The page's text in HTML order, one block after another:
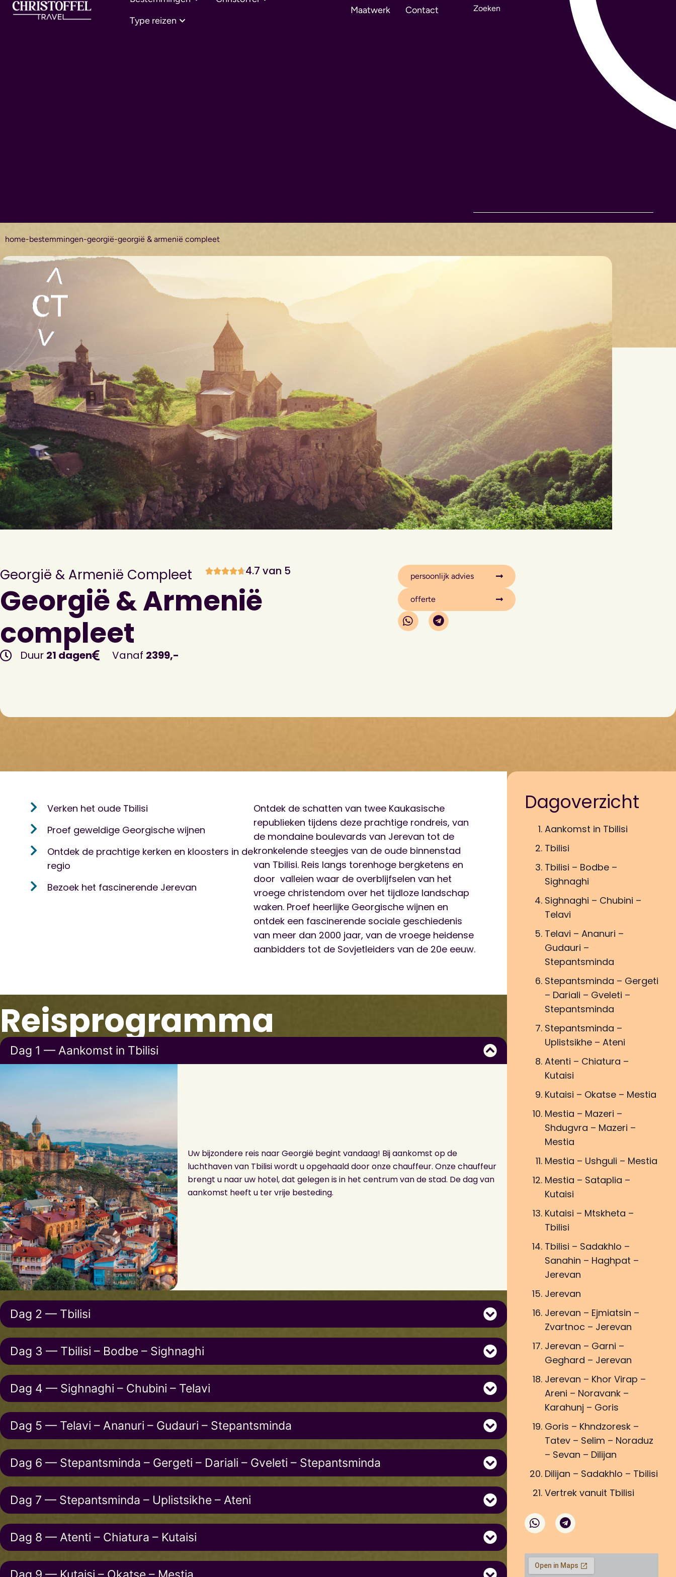
Type reizen
Maatwerk Contact
home-bestemmingen-georgië-georgië & armenië compleet
Georgië & Armenië Compleet 4.7 van 5
Georgië & Armenië
compleet
Duur 21 dagen Vanaf 2399,-
persoonlijk advies
offerte
Verken het oude Tbilisi
Proef geweldige Georgische wijnen
Ontdek de prachtige kerken en kloosters in de
regio
Bezoek het fascinerende Jerevan
Ontdek de schatten van twee Kaukasische
republieken tijdens deze prachtige rondreis, van
de mondaine boulevards van Jerevan tot de
kronkelende steegjes van de oude binnenstad
van Tbilisi. Reis langs torenhoge bergketens en
door valleien waar de overblijfselen van het
vroege christendom over het tijdloze landschap
waken. Proef heerlijke Georgische wijnen en
ontdek een fascinerende sociale geschiedenis
van meer dan 2000 jaar, van de vroege heidense
aanbidders tot de Sovjetleiders van de 20e eeuw.
Reisprogramma
Dag 1 — Aankomst in Tbilisi
Uw bijzondere reis naar Georgië begint vandaag! Bij aankomst op de
luchthaven van Tbilisi wordt u opgehaald door onze chauffeur. Onze chauffeur
brengt u naar uw hotel, dat gelegen is in het centrum van de stad. De dag van
aankomst heeft u ter vrije besteding.
Dag 2 — Tbilisi
Dag 3 — Tbilisi – Bodbe – Sighnaghi
Dag 4 — Sighnaghi – Chubini – Telavi
Dag 5 — Telavi – Ananuri – Gudauri – Stepantsminda
Dag 6 — Stepantsminda – Gergeti – Dariali – Gveleti – Stepantsminda
Dag 7 — Stepantsminda – Uplistsikhe – Ateni
Dag 8 — Atenti – Chiatura – Kutaisi
Dagoverzicht
Aankomst in Tbilisi
Tbilisi
Tbilisi – Bodbe –
Sighnaghi
Sighnaghi – Chubini –
Telavi
Telavi – Ananuri –
Gudauri –
Stepantsminda
Stepantsminda – Gergeti
– Dariali – Gveleti –
Stepantsminda
Stepantsminda –
Uplistsikhe – Ateni
Atenti – Chiatura –
Kutaisi
Kutaisi – Okatse – Mestia
Mestia – Mazeri –
Shdugvra – Mazeri –
Mestia
Mestia – Ushguli – Mestia
Mestia – Sataplia –
Kutaisi
Kutaisi – Mtskheta –
Tbilisi
Tbilisi – Sadakhlo –
Sanahin – Haghpat –
Jerevan
Jerevan
Jerevan – Ejmiatsin –
Zvartnoc – Jerevan
Jerevan – Garni –
Geghard – Jerevan
Jerevan – Khor Virap –
Areni – Noravank –
Karahunj – Goris
Goris – Khndzoresk –
Tatev – Selim – Noraduz
– Sevan – Dilijan
Dilijan – Sadakhlo – Tbilisi
Vertrek vanuit Tbilisi